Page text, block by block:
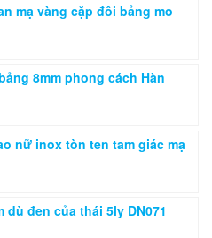
mạ vàng cặp đôi bảng mo
8mm phong cách Hàn
nữ inox tòn ten tam giác mạ
dù đen của thái 5ly DN071